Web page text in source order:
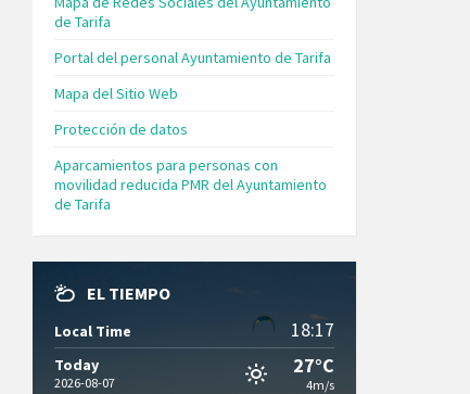
de Tarifa
Portal del personal Ayuntamiento de Tarifa
Mapa del Sitio Web
Protección de datos
Aparcamientos para personas con
movilidad reducida PMR del Ayuntamiento
de Tarifa
EL TIEMPO
Local Time 18:17
Today
2026-08-07
27°C
4m/s